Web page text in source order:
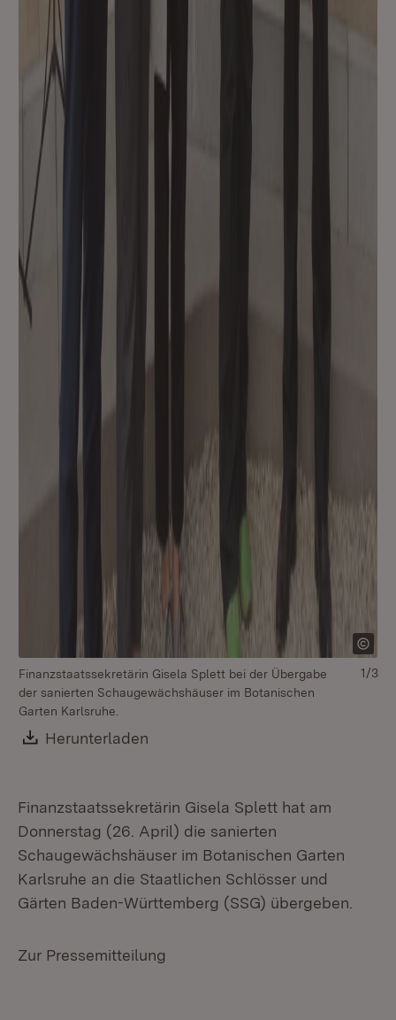
Finanzstaatssekretärin Gisela Splett bei der Übergabe
der sanierten Schaugewächshäuser im Botanischen
Garten Karlsruhe.
Download:
Herunterladen
1/3
Finanzstaatssekretärin Gisela Splett hat am
Donnerstag (26. April) die sanierten
Schaugewächshäuser im Botanischen Garten
Karlsruhe an die Staatlichen Schlösser und
Gärten Baden-Württemberg (SSG) übergeben.
Zur Pressemitteilung